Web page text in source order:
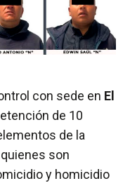
con sede en El
de 10
de la
quienes son
y homicidio